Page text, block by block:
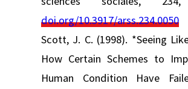
doi.org/10.3917/arss.234.0050
Scott, J. C. (1998). *Seeing
How Certain Schemes to
Human Condition Have